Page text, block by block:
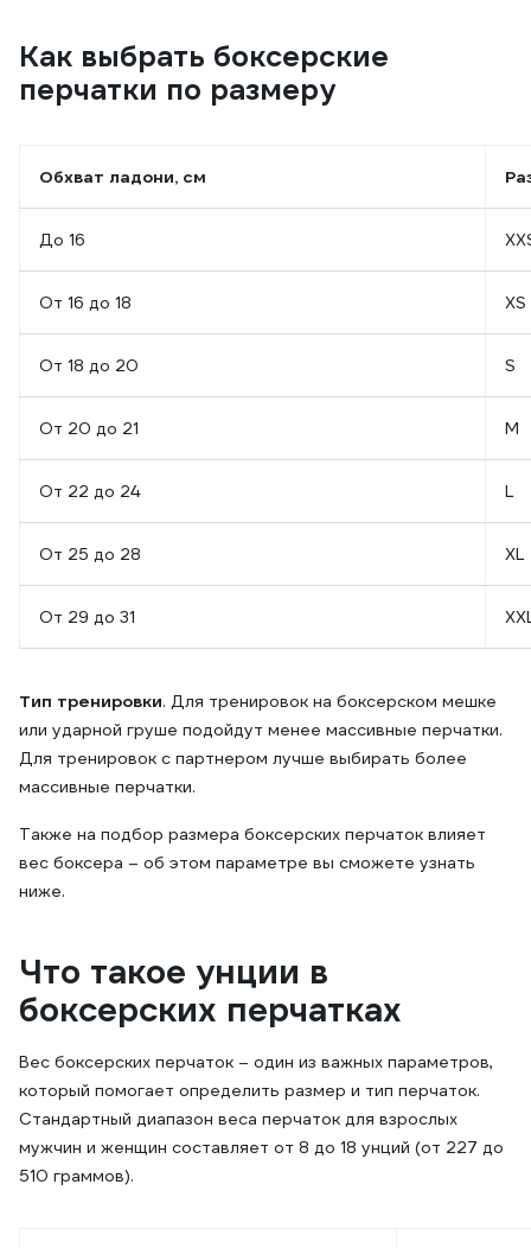
Как выбрать боксерские
перчатки по размеру
Обхват ладони, см
До 16
От 16 до 18 XS
От 18 до 20 S
От 20 до 21 М
От 22 до 24 L
От 25 до 28 XL
От 29 до 31
Тип тренировки. Для тренировок на боксерском мешке
или ударной груше подойдут менее массивные перчатки.
Для тренировок с партнером лучше выбирать более
массивные перчатки.
Также на подбор размера боксерских перчаток влияет
вес боксера – об этом параметре вы сможете узнать
ниже.
Что такое унции в
боксерских перчатках
Вес боксерских перчаток – один из важных параметров,
который помогает определить размер и тип перчаток.
Стандартный диапазон веса перчаток для взрослых
мужчин и женщин составляет от 8 до 18 унций (от 227 до
510 граммов).